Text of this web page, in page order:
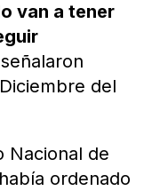
van a tener
del
Nacional de
ordenado